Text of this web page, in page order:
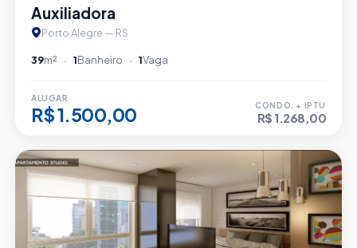
Auxiliadora
Porto Alegre — RS
39m² 1Banheiro 1Vaga
ALUGAR
R$ 1.500,00 CONDO. + IPTU
R$ 1.268,00